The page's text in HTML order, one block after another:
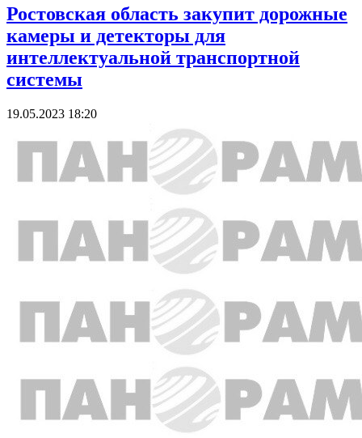
Ростовская область закупит дорожные
камеры и детекторы для
интеллектуальной транспортной
системы
19.05.2023 18:20